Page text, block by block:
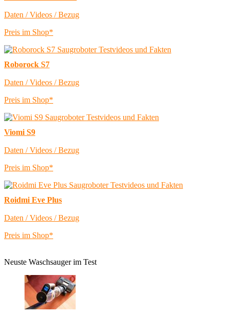
Daten / Videos / Bezug
Preis im Shop*
Roborock S7
Daten / Videos / Bezug
Preis im Shop*
Viomi S9
Daten / Videos / Bezug
Preis im Shop*
Roidmi Eve Plus
Daten / Videos / Bezug
Preis im Shop*
Neuste Waschsauger im Test